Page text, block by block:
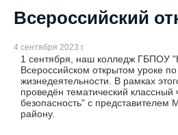
Всероссийский
4 сентября 2023 г.
1 сентября, наш колледж ГБПОУ
Всероссийском открытом уроке
жизнедеятельности. В рамках
проведён тематический
безопасность" с
району.